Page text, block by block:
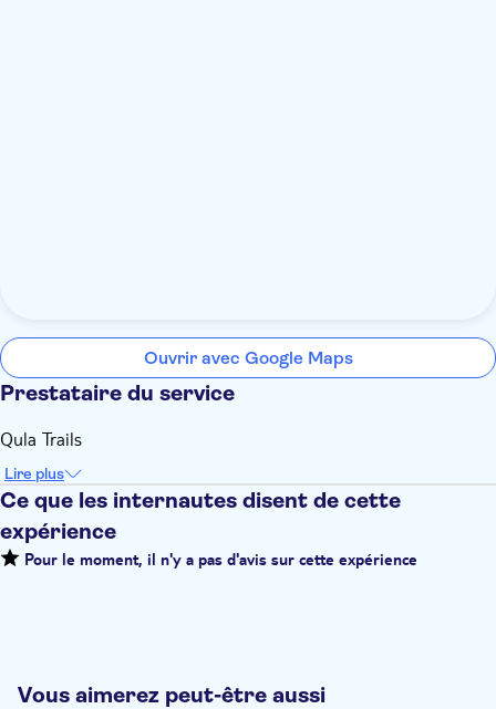
Ouvrir avec Google Maps
Prestataire du service
Qula Trails
Lire plus
Ce que les internautes disent de cette
expérience
Pour le moment, il n'y a pas d'avis sur cette expérience
Vous aimerez peut-être aussi